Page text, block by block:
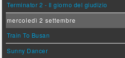
Terminator 2 - Il giorno del giudizio
mercoledì 2 settembre
Train To Busan
Sunny Dancer